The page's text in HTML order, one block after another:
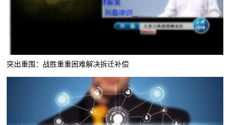
突出重围：战胜重重困难解决拆迁补偿